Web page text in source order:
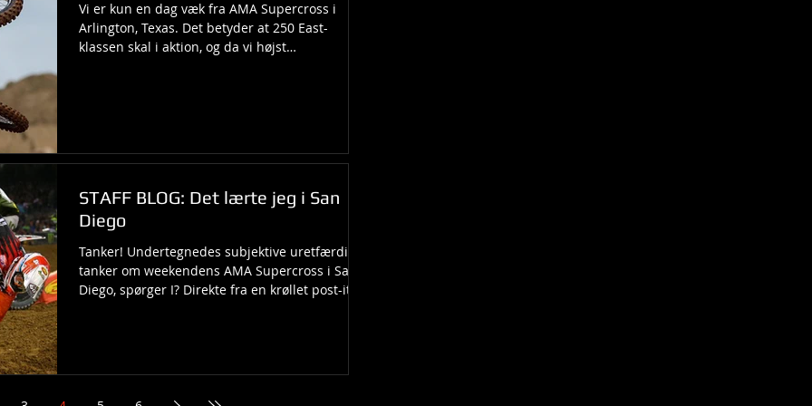
Vi er kun en dag væk fra AMA Supercross i
Arlington, Texas. Det betyder at 250 East-
klassen skal i aktion, og da vi højst
STAFF BLOG: Det lærte jeg i San
Diego
Tanker! Undertegnedes subjektive uretfærdige
tanker om weekendens AMA Supercross i San
Diego, spørger I? Direkte fra en krøllet post-it i...